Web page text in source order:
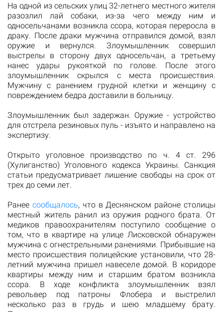
На одной из сельских улиц 32-летнего местного жителя
разозлил лай собаки, из-за чего между ним и
односельчанами возникла ссора, которая переросла в
драку. После драки мужчина отправился домой, взял
оружие и вернулся. Злоумышленник совершил
выстрелы в сторону двух односельчан, а третьему
нанес удары рукояткой по голове. После этого
злоумышленник скрылся с места происшествия.
Мужчину с ранением грудной клетки и женщину с
повреждением бедра доставили в больницу.
Злоумышленник был задержан. Оружие - устройство
для отстрела резиновых пуль - изъято и направлено на
экспертизу.
Открыто уголовное производство по ч. 4 ст. 296
(Хулиганство) Уголовного кодекса Украины. Санкция
статьи предусматривает лишение свободы на срок от
трех до семи лет.
Ранее сообщалось, что в Деснянском районе столицы
местный житель ранил из оружия родного брата. От
медиков правоохранителям поступило сообщение о
том, что в квартире на улице Лисковской обнаружен
мужчина с огнестрельными ранениями. Прибывшие на
место происшествия полицейские установили, что 28-
летний мужчина пришел навеселе домой. В коридоре
квартиры между ним и старшим братом возникла
ссора. В ходе конфликта злоумышленник взял
револьвер под патроны Флобера и выстрелил
несколько раз в грудь и шею младшему брату.